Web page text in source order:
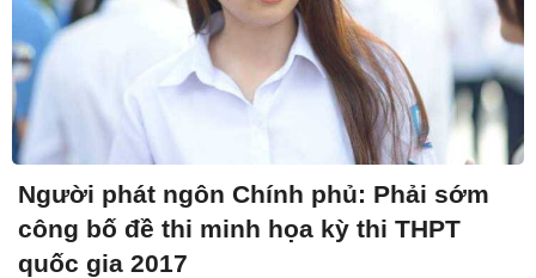
Người phát ngôn Chính phủ: Phải sớm
công bố đề thi minh họa kỳ thi THPT
quốc gia 2017